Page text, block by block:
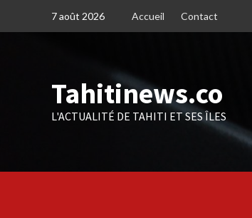
7 août 2026 Accueil Contact
Tahitinews.co
L'ACTUALITÉ DE TAHITI ET SES ÎLES